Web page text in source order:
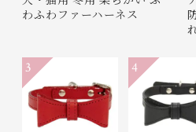
わふわファーハーネス
3 4